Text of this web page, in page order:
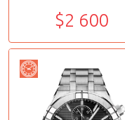
$2 600